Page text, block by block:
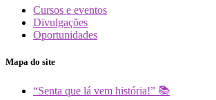
Cursos e eventos
Divulgações
Oportunidades
Mapa do site
“Senta que lá vem história!” 📚